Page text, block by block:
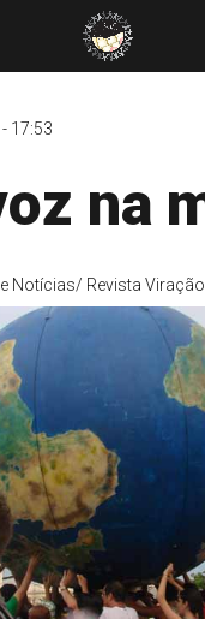
17:53
na
Notícias/ Revista Viração